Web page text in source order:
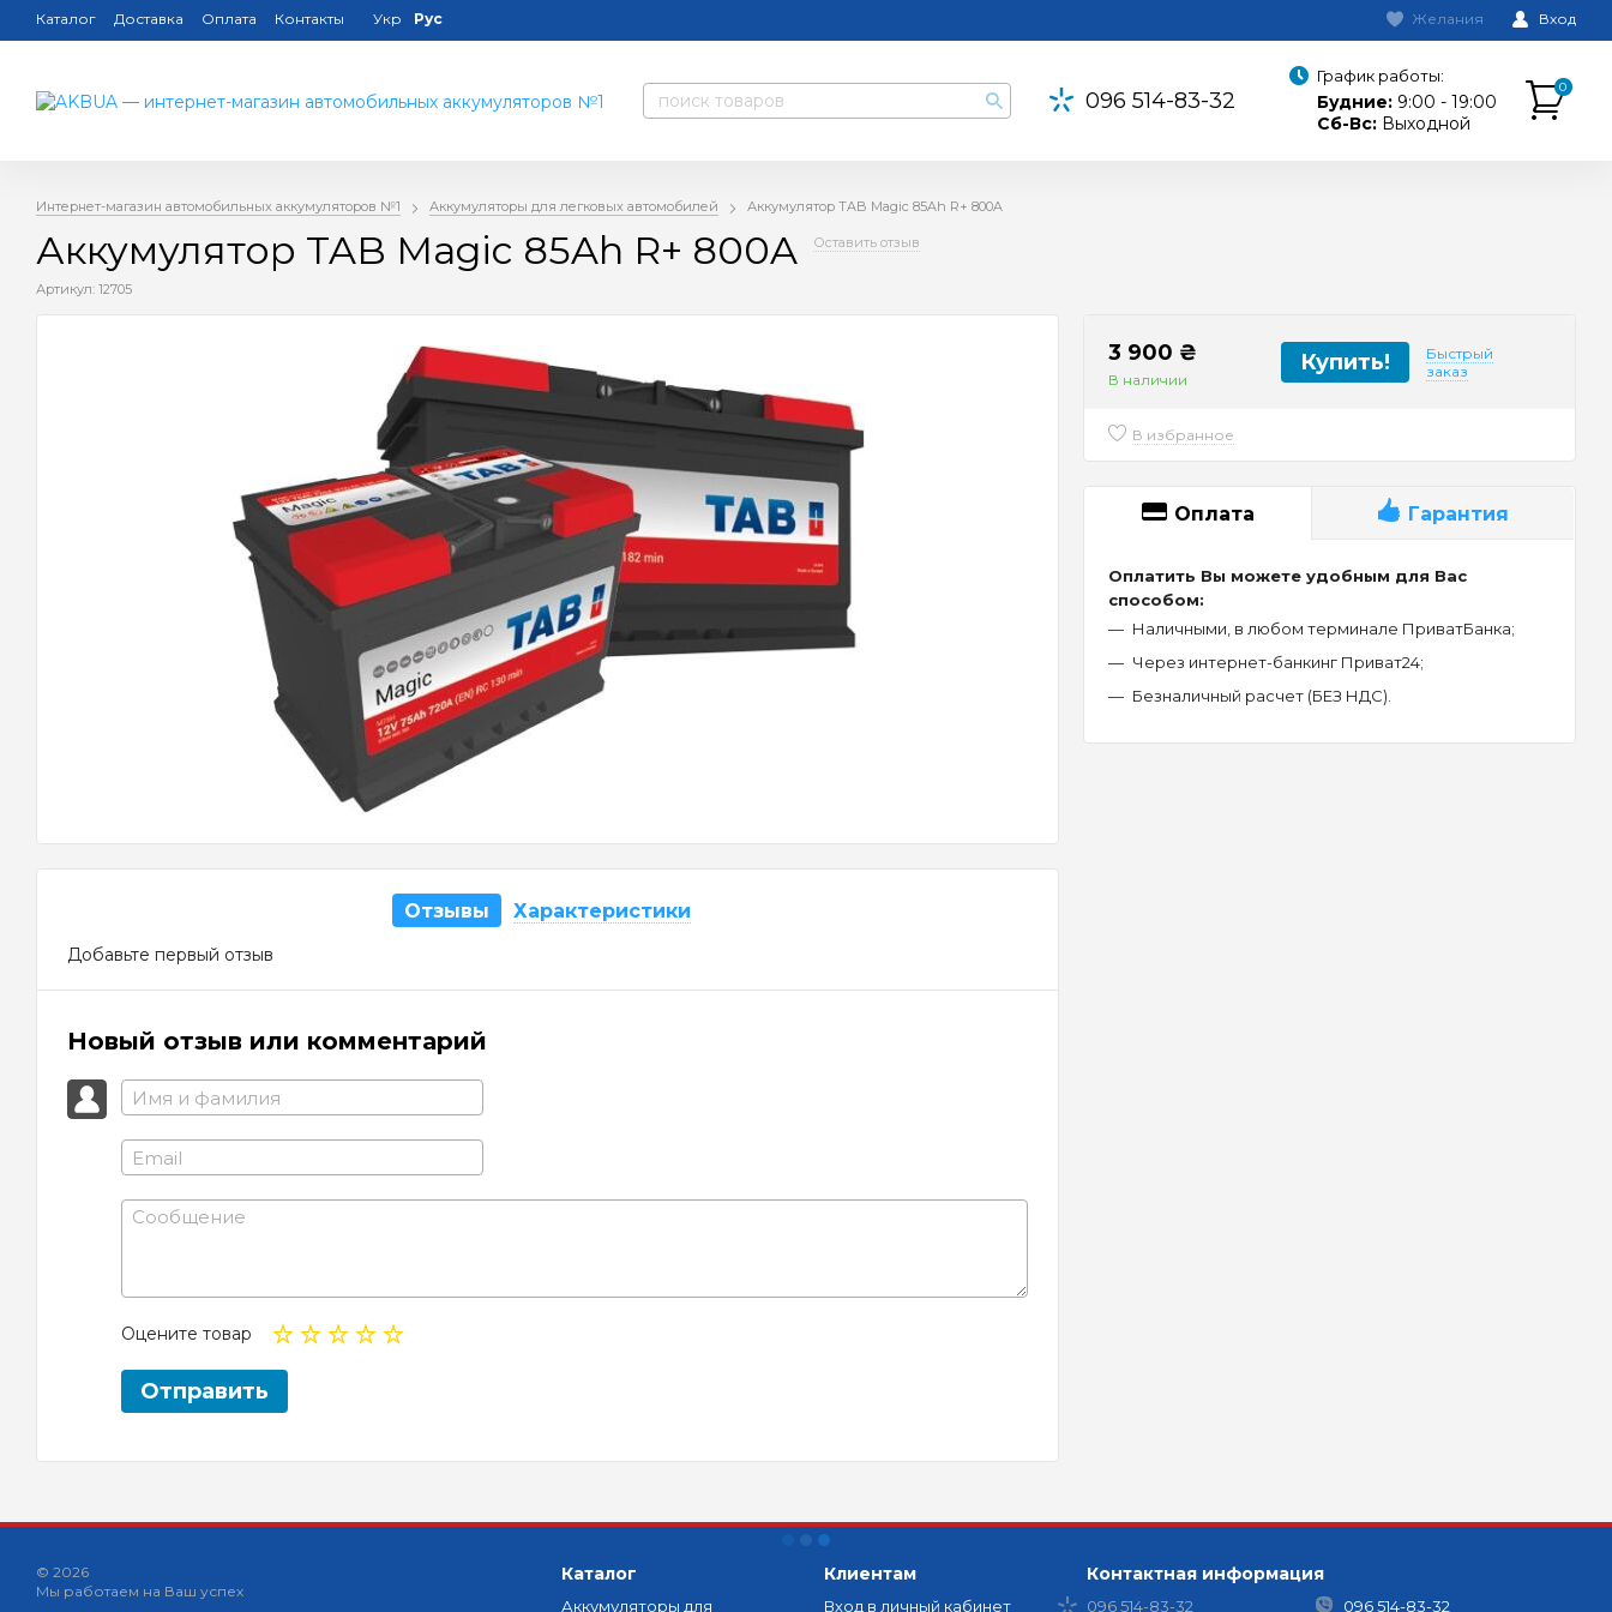
Каталог Доставка Оплата Контакты Укр Рус Желания Вход
096 514-83-32
График работы:
Будние:9:00 - 19:00
Сб-Вс: Выходной
0
Интернет-магазин автомобильных аккумуляторов №1 Аккумуляторы для легковых автомобилей Аккумулятор TAB Magic 85Ah R+ 800A
Аккумулятор TAB Magic 85Ah R+ 800A Оставить отзыв
Артикул: 12705
Отзывы Характеристики
Добавьте первый отзыв
Новый отзыв или комментарий
Оцените товар
Отправить
3 900 ₴
В наличии
Купить!
Быстрый
заказ
В избранное
Оплата Гарантия
Оплатить Вы можете удобным для Вас
способом:
Наличными, в любом терминале ПриватБанка;
Через интернет-банкинг Приват24;
Безналичный расчет (БЕЗ НДС).
© 2026
Мы работаем на Ваш успех
Каталог
Аккумуляторы для
Клиентам
Вход в личный кабинет
Контактная информация
096 514-83-32 096 514-83-32